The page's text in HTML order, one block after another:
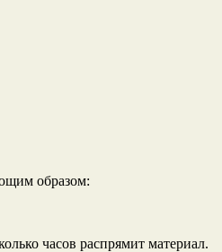
образом:
часов распрямит материал.